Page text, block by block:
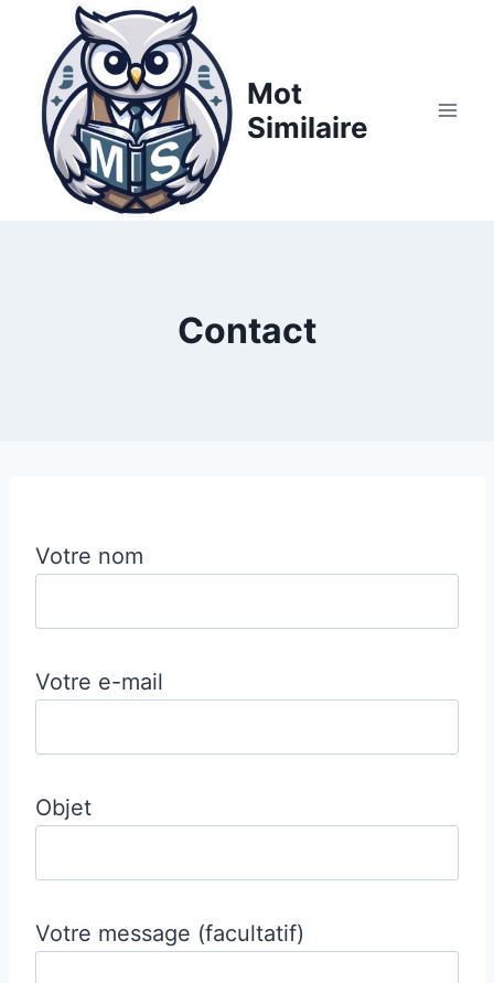
contenu
Mot
Similaire
Contact
Votre nom
Votre e-mail
Objet
Votre message (facultatif)